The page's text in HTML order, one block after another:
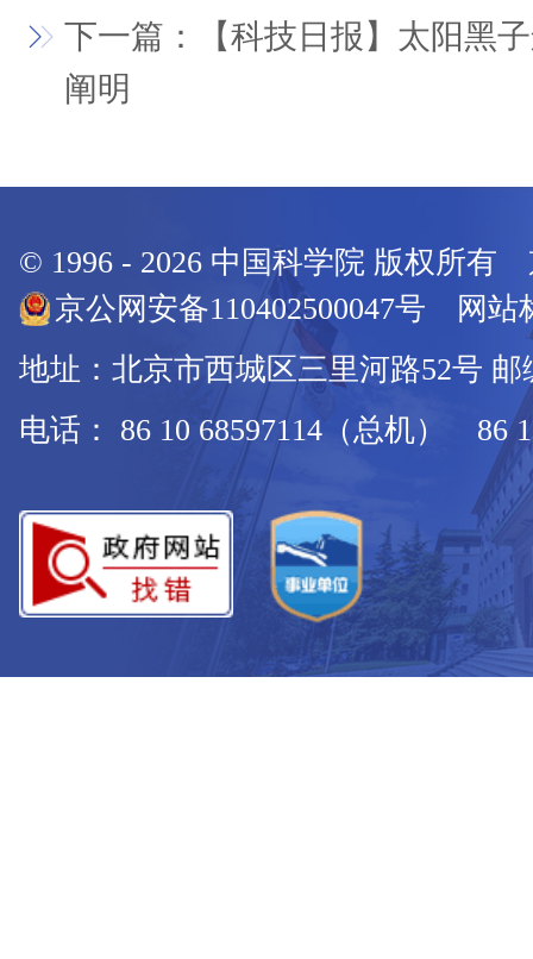
下一篇：【科技日报】太阳黑
阐明
© 1996 - 2026 中国科学院 版权所有
京公网安备110402500047号 网站
地址：北京市西城区三里河路52号 邮
电话： 86 10 68597114（总机） 86